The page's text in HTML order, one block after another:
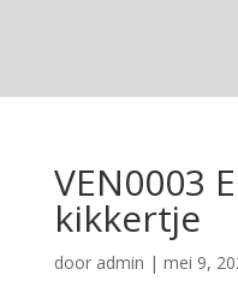
VEN0003
kikkertje
door admin | mei 9,